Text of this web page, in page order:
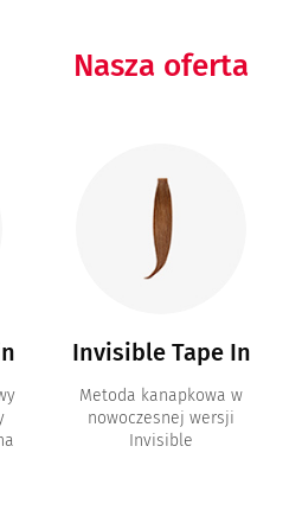
Nasza oferta
Invisible Tape In
Metoda kanapkowa w
nowoczesnej wersji
Invisible